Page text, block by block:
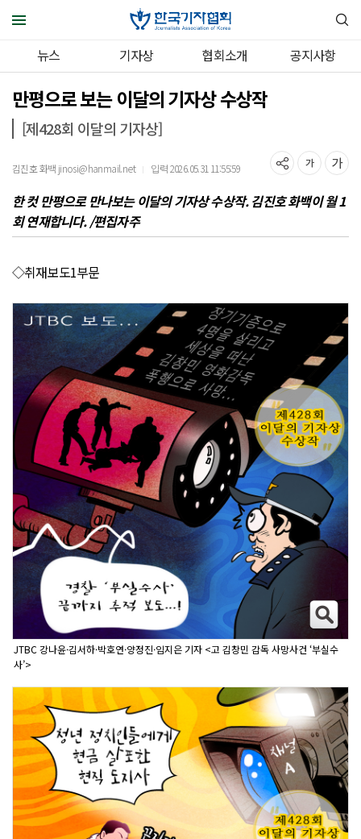
뉴스 기자상 협회소개 공지사항
만평으로 보는 이달의 기자상 수상작
[제428회 이달의 기자상]
김진호 화백 jinosi@hanmail.net ｜ 입력 2026.05.31 11:55:59
한 컷 만평으로 만나보는 이달의 기자상 수상작. 김진호 화백이 월 1
회 연재합니다. /편집자주
◇취재보도1부문
JTBC 강나윤·김서하·박호연·양정진·임지은 기자 <고 김창민 감독 사망사건 ‘부실수
사’>